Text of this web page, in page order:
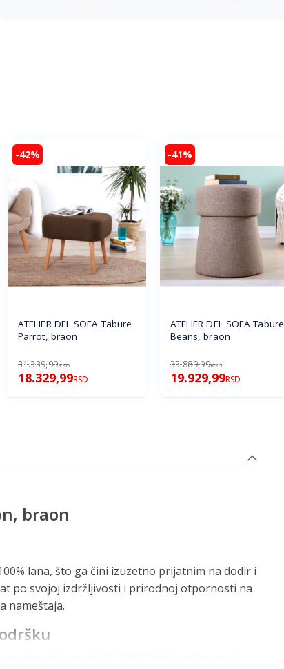
-42%
ATELIER DEL SOFA Tabure
Parrot, braon
31.339,99RSD
18.329,99RSD
-41%
ATELIER DEL SOFA Tabure
Beans, braon
33.889,99RSD
19.929,99RSD
braon
lana, što ga čini izuzetno prijatnim na dodir i
po svojoj izdržljivosti i prirodnoj otpornosti na
nameštaja.